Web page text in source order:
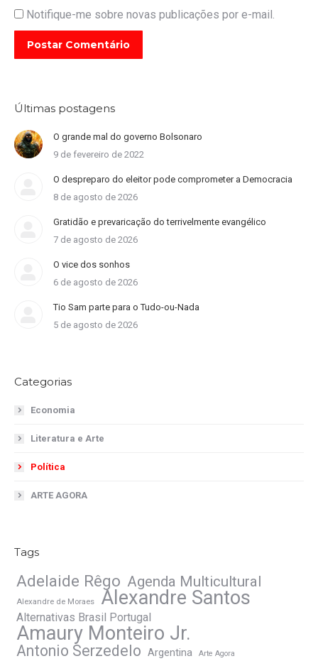
Notifique-me sobre novas publicações por e-mail.
Postar Comentário
Últimas postagens
O grande mal do governo Bolsonaro
9 de fevereiro de 2022
O despreparo do eleitor pode comprometer a Democracia
8 de agosto de 2026
Gratidão e prevaricação do terrivelmente evangélico
7 de agosto de 2026
O vice dos sonhos
6 de agosto de 2026
Tio Sam parte para o Tudo-ou-Nada
5 de agosto de 2026
Categorias
Economia
Literatura e Arte
Política
ARTE AGORA
Tags
Adelaide Rêgo Agenda Multicultural
Alexandre de Moraes Alexandre Santos
Alternativas Brasil Portugal
Amaury Monteiro Jr.
Antonio Serzedelo Argentina Arte Agora